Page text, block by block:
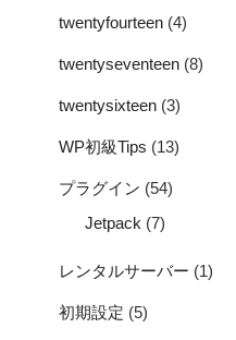
twentyfourteen (4)
twentyseventeen (8)
twentysixteen (3)
WP初級Tips (13)
プラグイン (54)
Jetpack (7)
レンタルサーバー (1)
初期設定 (5)